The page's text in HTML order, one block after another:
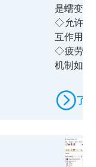
是蠕变疲
◇允许利
互作用或
◇疲劳裂
机制如何